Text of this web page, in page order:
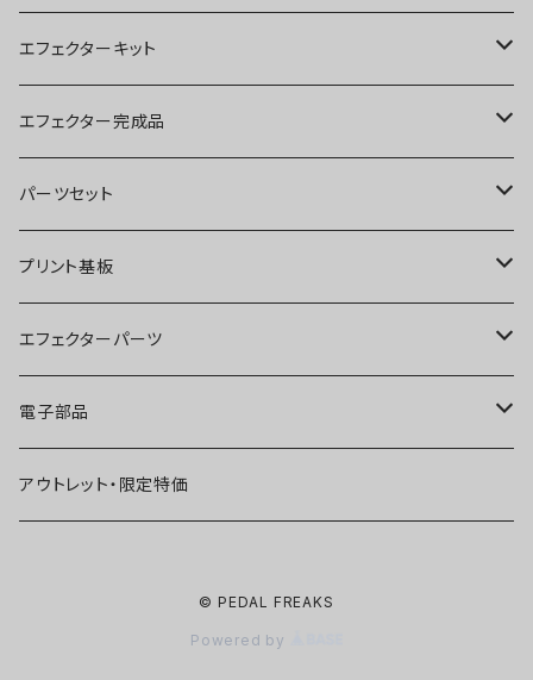
エフェクターキット
ブースター
オーバードライブ
ディストーション
ファズ
プリアンプ
空間系
エフェクター完成品
ブースター
オーバードライブ
ディストーション
ファズ
空間系
パーツセット
ブースター
オーバードライブ
ディストーション
ファズ
プリント基板
オーバードライブ
ディストーション
ファズ
エフェクターパーツ
スイッチ
ジャック
電子部品
IC
アウトレット・限定特価
© PEDAL FREAKS
Powered by